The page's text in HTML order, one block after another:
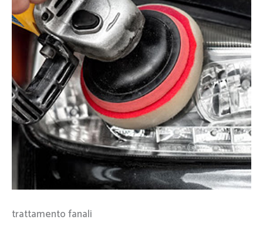
trattamento fanali